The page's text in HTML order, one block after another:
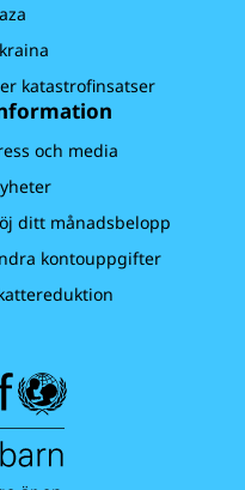
katastrofinsatser
och media
ditt månadsbelopp
kontouppgifter